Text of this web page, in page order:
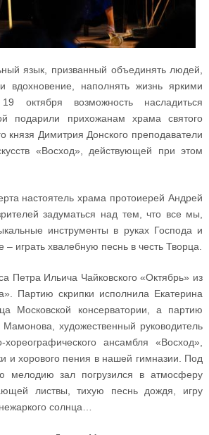
язык, призванный объединять людей,
вдохновение, наполнять жизнь яркими
октября возможность насладиться
подарили прихожанам храма святого
князя Димитрия Донского преподаватели
«Восход», действующей при этом
настоятель храма протоиерей Андрей
задуматься над тем, что все мы,
инструменты в руках Господа и
играть хвалебную песнь в честь Творца.
Петра Ильича Чайковского «Октябрь» из
Партию скрипки исполнила Екатерина
Московской консерватории, а партию
художественный руководитель
ансамбля «Восход»,
и хорового пения в нашей гимназии. Под
мелодию зал погрузился в атмосферу
листвы, тихую песнь дождя, игру
солнца…